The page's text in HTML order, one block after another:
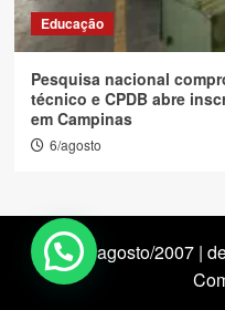
Educação
Pesquisa nacional
técnico e CPDB abre
em Campinas
6/agosto
desde agosto/2007 |